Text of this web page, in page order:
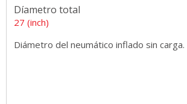
Díametro total
27 (inch)
Diámetro del neumático inflado sin carga.